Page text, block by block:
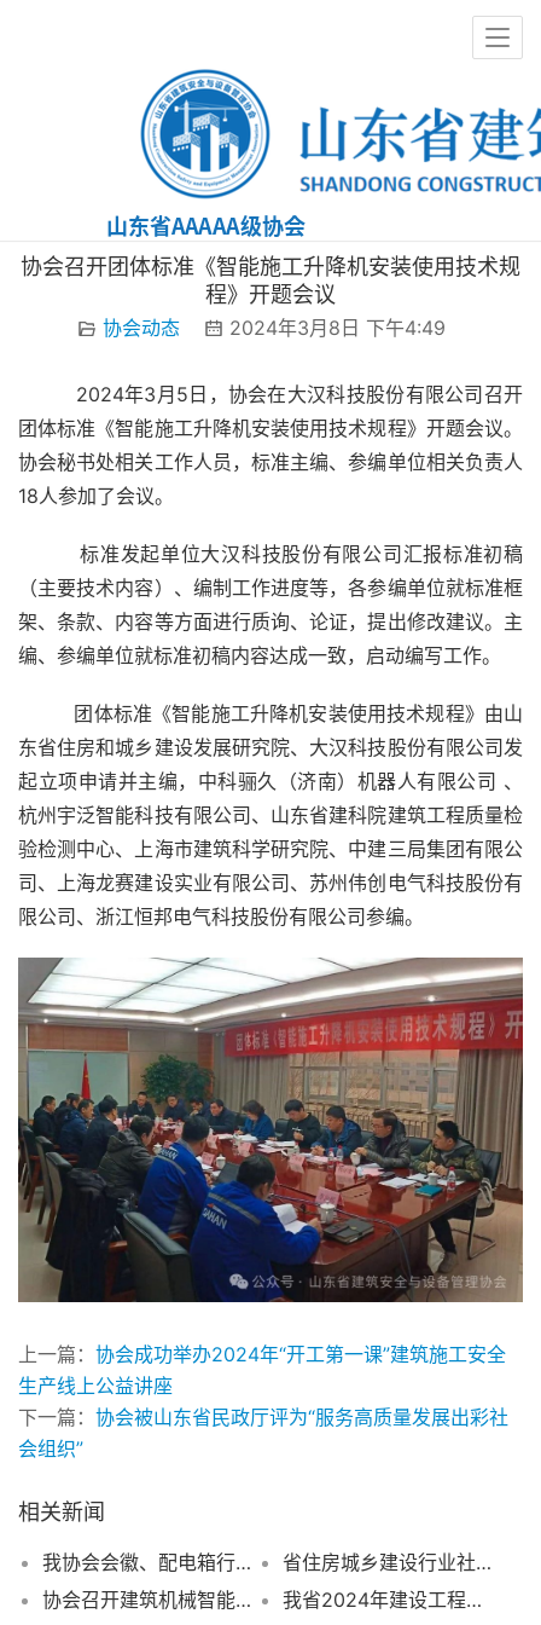
协会召开团体标准《智能施工升降机安装使用技术规
程》开题会议
协会动态 2024年3月8日 下午4:49
团体标准《智能施工升降机安装使用技术规程》开题会议。
协会秘书处相关工作人员，标准主编、参编单位相关负责人
18人参加了会议。
标准发起单位大汉科技股份有限公司汇报标准初稿
（主要技术内容）、编制工作进度等，各参编单位就标准框
架、条款、内容等方面进行质询、论证，提出修改建议。主
编、参编单位就标准初稿内容达成一致，启动编写工作。
团体标准《智能施工升降机安装使用技术规程》由山
东省住房和城乡建设发展研究院、大汉科技股份有限公司发
起立项申请并主编，中科骊久（济南）机器人有限公司 、
杭州宇泛智能科技有限公司、山东省建科院建筑工程质量检
验检测中心、上海市建筑科学研究院、中建三局集团有限公
司、上海龙赛建设实业有限公司、苏州伟创电气科技股份有
限公司、浙江恒邦电气科技股份有限公司参编。
上一篇： 协会成功举办2024年“开工第一课”建筑施工安全
生产线上公益讲座
下一篇： 协会被山东省民政厅评为“服务高质量发展出彩社
会组织”
相关新闻
我协会会徽、配电箱行业确认标识成功申请中国版权保护中心著作权登记
省住房城乡建设行业社会组织第一第二联合党支部赴莱芜战役纪念馆接受红色革命教育
协会召开建筑机械智能建造科技（设计）成果应用座谈会
我省2024年建设工程安全管理小组（SC小组）优秀创新成果竞赛一等奖成果大合集上线了